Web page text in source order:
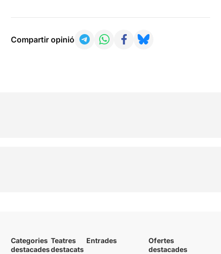
Compartir opinió
Categories
destacades
Teatres
destacats
Entrades
Ofertes
destacades